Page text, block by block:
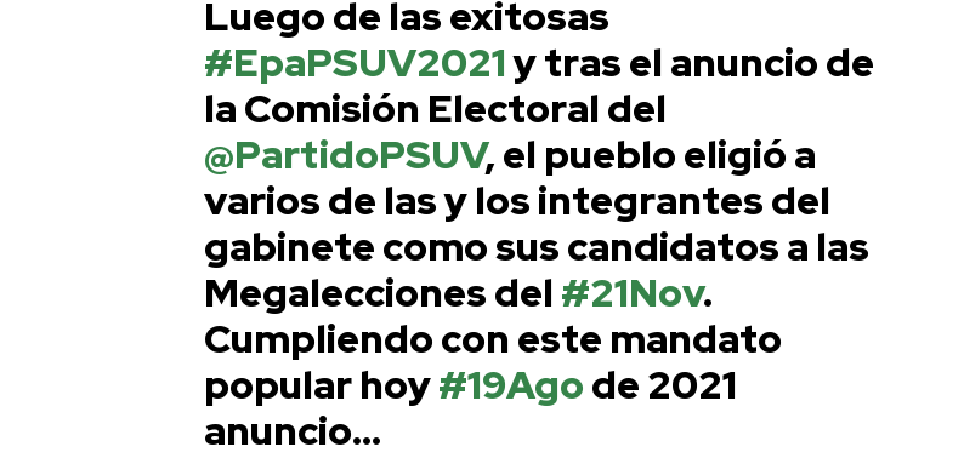
Luego de las exitosas
#EpaPSUV2021y tras el anuncio de
la Comisión Electoral del
@PartidoPSUV, el pueblo eligió a
varios de las y los integrantes del
gabinete como sus candidatos a las
Megalecciones del #21Nov.
Cumpliendo con este mandato
popular hoy#19Agode 2021
anuncio…